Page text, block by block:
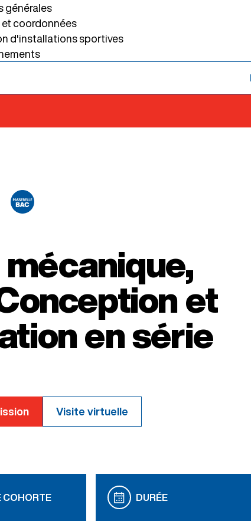
générales
et coordonnées
d'installations sportives
offerts
mécanique,
et
en série
Visite virtuelle
COHORTE DURÉE